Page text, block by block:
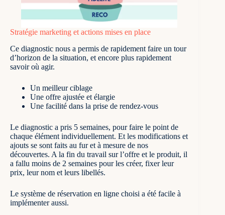
Stratégie marketing et actions mises en place
Ce diagnostic nous a permis de rapidement faire un tour
d’horizon de la situation, et encore plus rapidement
savoir où agir.
Un meilleur ciblage
Une offre ajustée et élargie
Une facilité dans la prise de rendez-vous
Le diagnostic a pris 5 semaines, pour faire le point de
chaque élément individuellement. Et les modifications et
ajouts se sont faits au fur et à mesure de nos
découvertes. A la fin du travail sur l’offre et le produit, il
a fallu moins de 2 semaines pour les créer, fixer leur
prix, leur nom et leurs libellés.
Le système de réservation en ligne choisi a été facile à
implémenter aussi.